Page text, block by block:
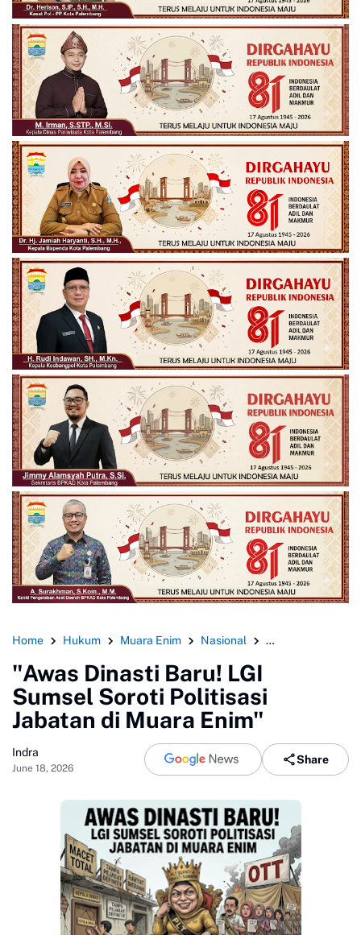
Home Hukum Muara Enim Nasional Palembang
"Awas Dinasti Baru! LGI
Sumsel Soroti Politisasi
Jabatan di Muara Enim"
Indra
June 18, 2026
Share